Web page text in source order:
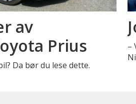
av
Prius
Da bør du lese dette.
–